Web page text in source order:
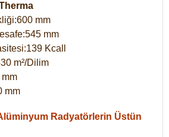
mm
mm
Kcall
m²/Dilim
mm
Radyatörlerin Üstün